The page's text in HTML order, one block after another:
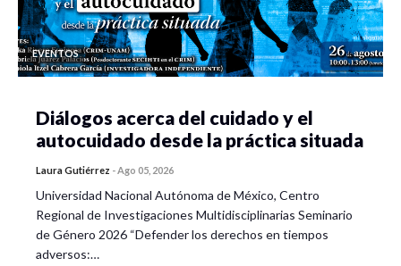
EVENTOS
Diálogos acerca del cuidado y el
autocuidado desde la práctica situada
Laura Gutiérrez -Ago 05, 2026
Universidad Nacional Autónoma de México, Centro
Regional de Investigaciones Multidisciplinarias Seminario
de Género 2026 “Defender los derechos en tiempos
adversos:…